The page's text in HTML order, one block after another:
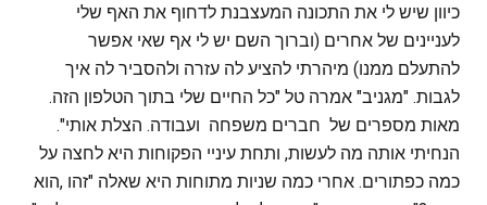
כיוון שיש לי את התכונה המעצבנת לדחוף את האף שלי
לעניינים של אחרים (וברוך השם יש לי אף שאי אפשר
להתעלם ממנו) מיהרתי להציע לה עזרה ולהסביר לה איך
לגבות. "מגניב" אמרה טל "כל החיים שלי בתוך הטלפון הזה.
מאות מספרים של חברים משפחה ועבודה. הצלת אותי".
הנחיתי אותה מה לעשות, ותחת עיניי הפקוחות היא לחצה על
כמה כפתורים. אחרי כמה שניות מתוחות היא שאלה "זהו ,הוא